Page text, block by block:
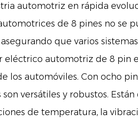
automotriz en rápida
de 8 pines no se
que varios
eléctrico automotriz de 8 pin
los automóviles. Con ocho
versátiles y robustos.
de temperatura, la